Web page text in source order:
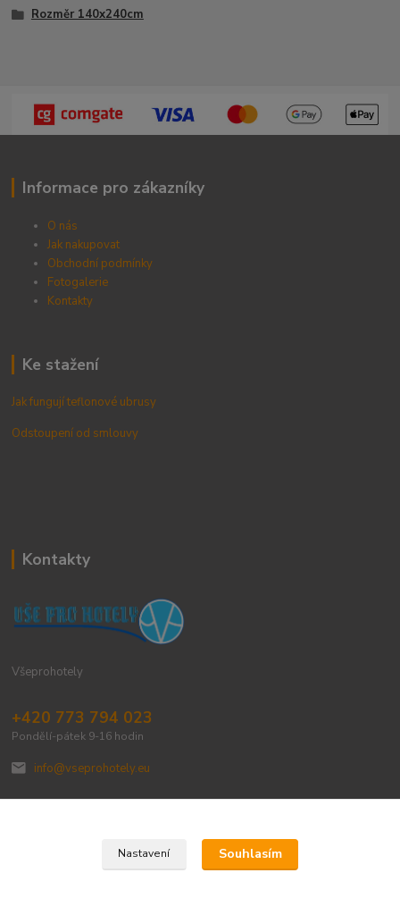
Rozměr 140x240cm
Informace pro zákazníky
O nás
Jak nakupovat
Obchodní podmínky
Fotogalerie
Kontakty
Ke stažení
Jak fungují teflonové ubrusy
Odstoupení od smlouvy
Kontakty
Všeprohotely
+420 773 794 023
Pondělí-pátek 9-16 hodin
info@vseprohotely.eu
Upravit sběr cookies.
Nastavení Souhlasím